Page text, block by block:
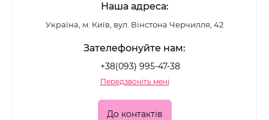
Наша адреса:
Україна, м. Київ, вул. Вінстона Черчилля, 42
Зателефонуйте нам:
+38(093) 995-47-38
Передзвоніть мені
До контактів